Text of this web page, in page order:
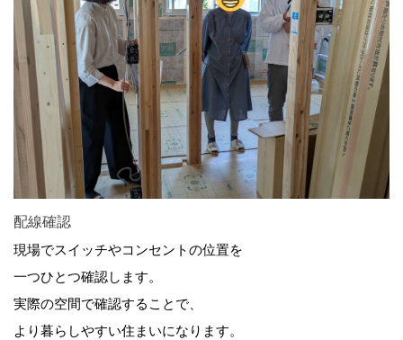
配線確認
現場でスイッチやコンセントの位置を
一つひとつ確認します。
実際の空間で確認することで、
より暮らしやすい住まいになります。